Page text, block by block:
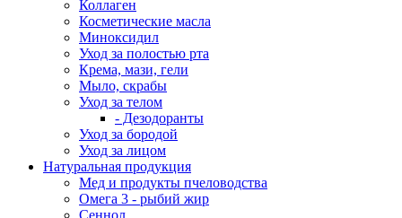
Коллаген
Косметические масла
Миноксидил
Уход за полостью рта
Крема, мази, гели
Мыло, скрабы
Уход за телом
- Дезодоранты
Уход за бородой
Уход за лицом
Натуральная продукция
Мед и продукты пчеловодства
Омега 3 - рыбий жир
Сеннол